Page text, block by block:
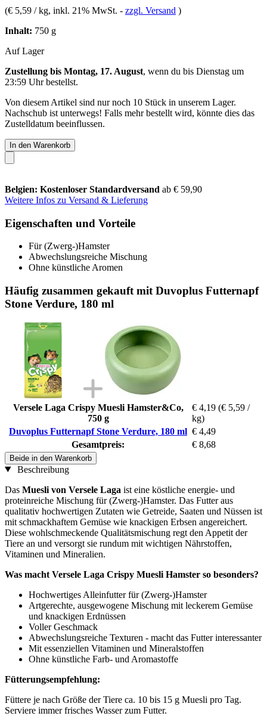
(€ 5,59 / kg, inkl. 21% MwSt. - zzgl. Versand )
Inhalt: 750 g
Auf Lager
Zustellung bis Montag, 17. August, wenn du bis Dienstag um
23:59 Uhrbestellst.
Von diesem Artikel sind nur noch 10 Stück in unserem Lager.
Nachschub ist unterwegs! Falls mehr bestellt wird, könnte dies das
Zustelldatum beeinflussen.
In den Warenkorb
Belgien: Kostenloser Standardversand ab € 59,90
Weitere Infos zu Versand & Lieferung
Eigenschaften und Vorteile
Für (Zwerg-)Hamster
Abwechslungsreiche Mischung
Ohne künstliche Aromen
Häufig zusammen gekauft mit Duvoplus Futternapf
Stone Verdure, 180 ml
Versele Laga Crispy Muesli Hamster&Co,
750 g
€ 4,19 (€ 5,59 /
kg)
Duvoplus Futternapf Stone Verdure, 180 ml € 4,49
Gesamtpreis:
€ 8,68
Beide in den Warenkorb
Beschreibung
Das Muesli von Versele Laga ist eine köstliche energie- und
proteinreiche Mischung für (Zwerg-)Hamster. Das Futter aus
qualitativ hochwertigen Zutaten wie Getreide, Saaten und Nüssen ist
mit schmackhaftem Gemüse wie knackigen Erbsen angereichert.
Diese wohlschmeckende Qualitätsmischung regt den Appetit der
Tiere an und versorgt sie rundum mit wichtigen Nährstoffen,
Vitaminen und Mineralien.
Was macht Versele Laga Crispy Muesli Hamster so besonders?
Hochwertiges Alleinfutter für (Zwerg-)Hamster
Artgerechte, ausgewogene Mischung mit leckerem Gemüse
und knackigen Erdnüssen
Voller Geschmack
Abwechslungsreiche Texturen - macht das Futter interessanter
Mit essenziellen Vitaminen und Mineralstoffen
Ohne künstliche Farb- und Aromastoffe
Fütterungsempfehlung:
Füttere je nach Größe der Tiere ca. 10 bis 15 g Muesli pro Tag.
Serviere immer frisches Wasser zum Futter.